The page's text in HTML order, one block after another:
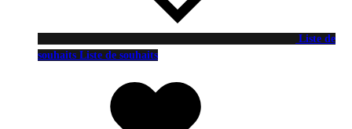
Liste de
souhaits Liste de souhaits